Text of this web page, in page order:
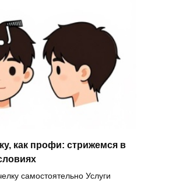
как профи: стрижемся в
самостоятельно Услуги